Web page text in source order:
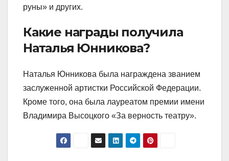
руны» и других.
Какие награды получила
Наталья Юнникова?
Наталья Юнникова была награждена званием
заслуженной артистки Российской Федерации.
Кроме того, она была лауреатом премии имени
Владимира Высоцкого «За верность театру».